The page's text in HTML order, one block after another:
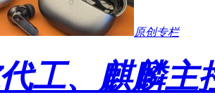
原创专栏
工、麒麟主